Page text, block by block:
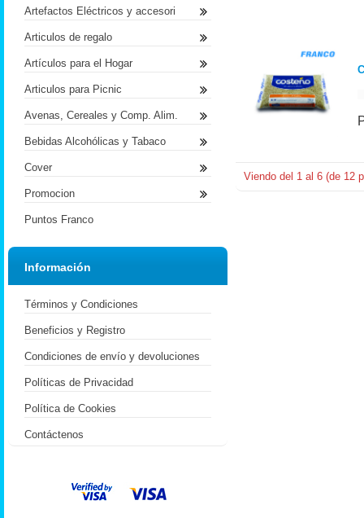
Viendo del 1 al 6 (de 12
Artefactos Eléctricos y accesori
Articulos de regalo
Artículos para el Hogar
Articulos para Picnic
Avenas, Cereales y Comp. Alim.
Bebidas Alcohólicas y Tabaco
Cover
Promocion
Puntos Franco
Información
Términos y Condiciones
Beneficios y Registro
Condiciones de envío y devoluciones
Políticas de Privacidad
Política de Cookies
Contáctenos